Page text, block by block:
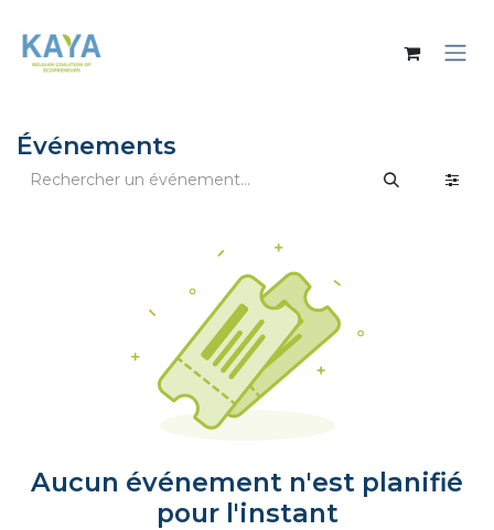
Événements
Aucun événement n'est planifié
pour l'instant